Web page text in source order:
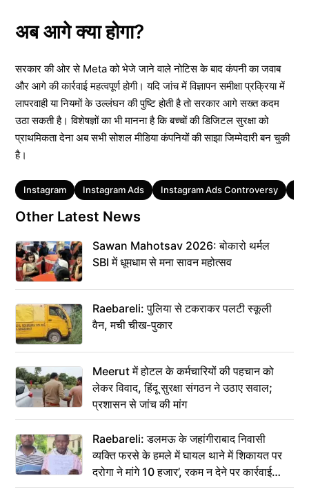
अब आगे क्या होगा?
सरकार की ओर से Meta को भेजे जाने वाले नोटिस के बाद कंपनी का जवाब
और आगे की कार्रवाई महत्वपूर्ण होगी। यदि जांच में विज्ञापन समीक्षा प्रक्रिया में
लापरवाही या नियमों के उल्लंघन की पुष्टि होती है तो सरकार आगे सख्त कदम
उठा सकती है। विशेषज्ञों का भी मानना है कि बच्चों की डिजिटल सुरक्षा को
प्राथमिकता देना अब सभी सोशल मीडिया कंपनियों की साझा जिम्मेदारी बन चुकी
है।
Tags
Instagram Instagram Ads Instagram Ads Controversy
Other Latest News
Sawan Mahotsav 2026: बोकारो थर्मल
SBI में धूमधाम से मना सावन महोत्सव
Raebareli: पुलिया से टकराकर पलटी स्कूली
वैन, मची चीख-पुकार
Meerut में होटल के कर्मचारियों की पहचान को
लेकर विवाद, हिंदू सुरक्षा संगठन ने उठाए सवाल;
प्रशासन से जांच की मांग
Raebareli: डलमऊ के जहांगीराबाद निवासी
व्यक्ति फरसे के हमले में घायल थाने में शिकायत पर
दरोगा ने मांगे 10 हजार’, रकम न देने पर कार्रवाई
ठंडी!